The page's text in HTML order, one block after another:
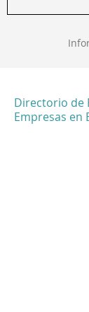
Directorio de
Empresas en